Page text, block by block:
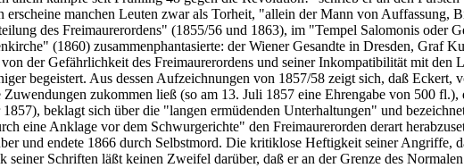
erscheine manchen Leuten zwar als Torheit, "allein der Mann von
des Freimaurerordens" (1855/56 und 1863), im "Tempel Salomonis oder
(1860) zusammenphantasierte: der Wiener Gesandte in Dresden, Graf
der Gefährlichkeit des Freimaurerordens und seiner Inkompatibilität mit
begeistert. Aus dessen Aufzeichnungen von 1857/58 zeigt sich, daß
Zuwendungen zukommen ließ (so am 13. Juli 1857 eine Ehrengabe von 500
beklagt sich über die "langen ermüdenden Unterhaltungen" und
eine Anklage vor dem Schwurgerichte" den Freimaurerorden derart
und endete 1866 durch Selbstmord. Die kritiklose Heftigkeit seiner Angriffe,
Schriften läßt keinen Zweifel darüber, daß er an der Grenze des